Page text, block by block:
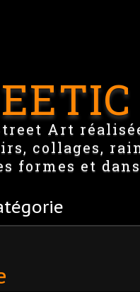
Art
collages,
formes et